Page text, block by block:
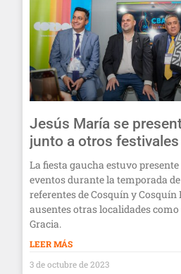
Jesús María se
junto a otros
La fiesta gaucha estuvo presente
eventos durante la temporada
referentes de Cosquín y
ausentes otras localidades
Gracia.
LEER MÁS
3 de octubre de 2023